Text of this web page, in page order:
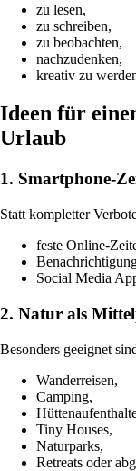
zu lesen,
zu schreiben,
zu beobachten,
nachzudenken,
kreativ zu
Ideen für
Urlaub
1. Smartphone-
Statt kompletter
feste Online-
Social Media
2. Natur als
Besonders geeignet
Wanderreisen,
Camping,
Tiny Houses,
Naturparks,
Retreats oder